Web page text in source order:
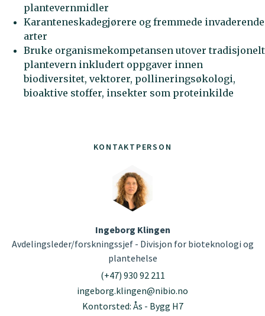
KONTAKTPERSON
Ingeborg Klingen
Avdelingsleder/forskningssjef - Divisjon for bioteknologi og
plantehelse
(+47) 930 92 211
ingeborg.klingen@nibio.no
Kontorsted: Ås - Bygg H7
plantevernmidler
Karanteneskadegjørere og fremmede invaderende
arter
Bruke organismekompetansen utover tradisjonelt
plantevern inkludert oppgaver innen
biodiversitet, vektorer, pollineringsøkologi,
bioaktive stoffer, insekter som proteinkilde